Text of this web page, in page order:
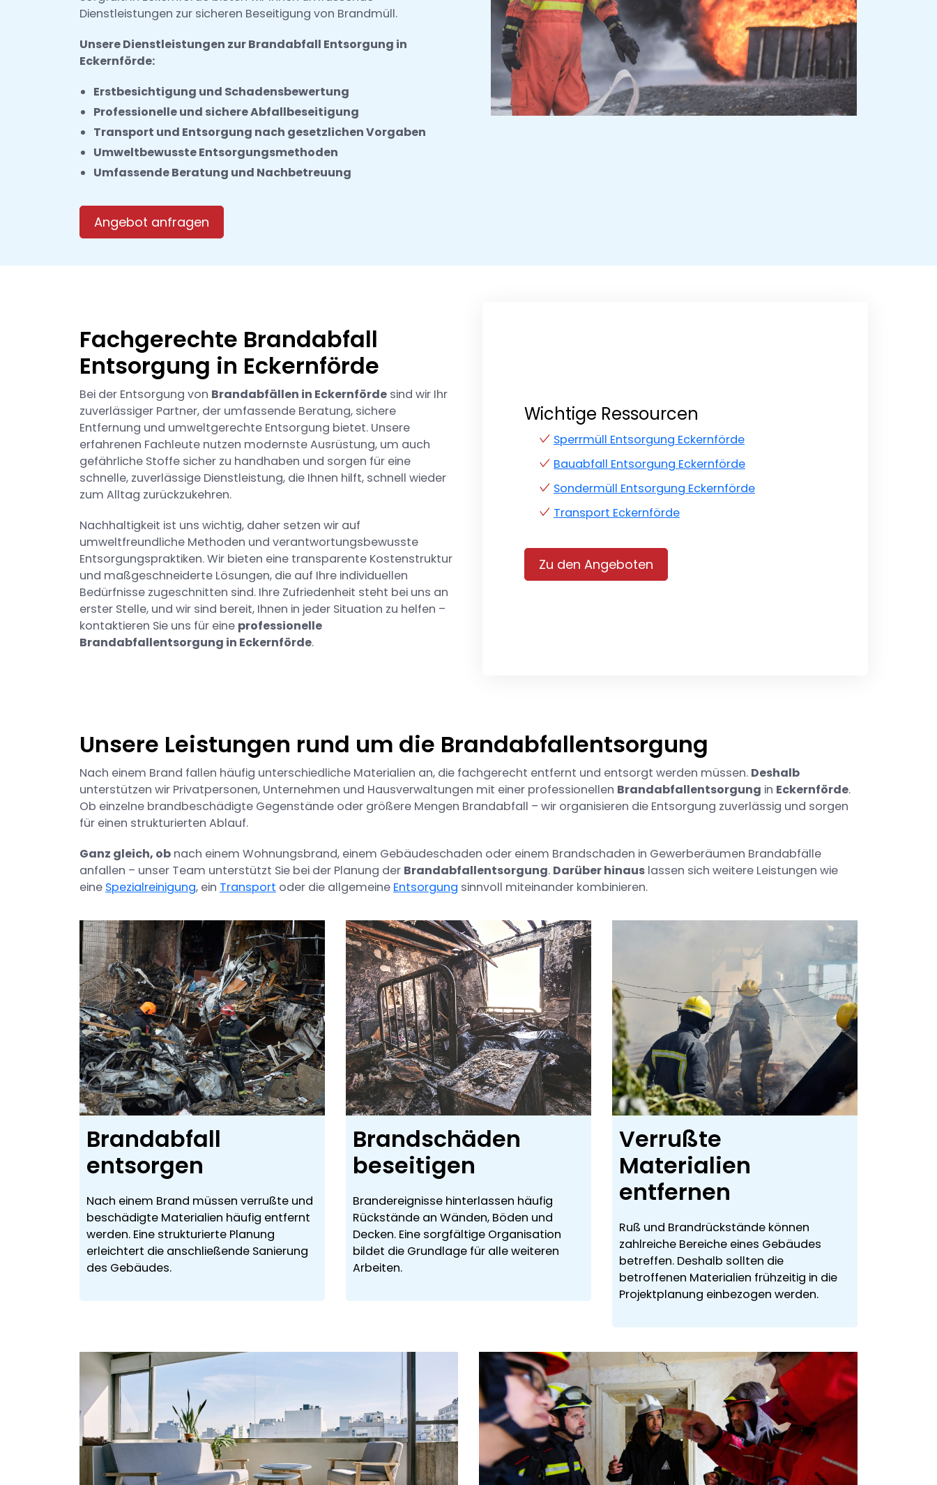
Dienstleistungen zur sicheren Beseitigung von Brandmüll.
Unsere Dienstleistungen zur Brandabfall Entsorgung in
Eckernförde:
Erstbesichtigung und Schadensbewertung
Professionelle und sichere Abfallbeseitigung
Transport und Entsorgung nach gesetzlichen Vorgaben
Umweltbewusste Entsorgungsmethoden
Umfassende Beratung und Nachbetreuung
Angebot anfragen
Fachgerechte Brandabfall
Entsorgung in Eckernförde
Bei der Entsorgung von Brandabfällen in Eckernförde sind wir Ihr
zuverlässiger Partner, der umfassende Beratung, sichere
Entfernung und umweltgerechte Entsorgung bietet. Unsere
erfahrenen Fachleute nutzen modernste Ausrüstung, um auch
gefährliche Stoffe sicher zu handhaben und sorgen für eine
schnelle, zuverlässige Dienstleistung, die Ihnen hilft, schnell wieder
zum Alltag zurückzukehren.
Nachhaltigkeit ist uns wichtig, daher setzen wir auf
umweltfreundliche Methoden und verantwortungsbewusste
Entsorgungspraktiken. Wir bieten eine transparente Kostenstruktur
und maßgeschneiderte Lösungen, die auf Ihre individuellen
Bedürfnisse zugeschnitten sind. Ihre Zufriedenheit steht bei uns an
erster Stelle, und wir sind bereit, Ihnen in jeder Situation zu helfen –
kontaktieren Sie uns für eine professionelle
Brandabfallentsorgung in Eckernförde.
Wichtige Ressourcen
Sperrmüll Entsorgung Eckernförde
Bauabfall Entsorgung Eckernförde
Sondermüll Entsorgung Eckernförde
Transport Eckernförde
Zu den Angeboten
Unsere Leistungen rund um die Brandabfallentsorgung
Nach einem Brand fallen häufig unterschiedliche Materialien an, die fachgerecht entfernt und entsorgt werden müssen. Deshalb
unterstützen wir Privatpersonen, Unternehmen und Hausverwaltungen mit einer professionellen Brandabfallentsorgung in Eckernförde.
Ob einzelne brandbeschädigte Gegenstände oder größere Mengen Brandabfall – wir organisieren die Entsorgung zuverlässig und sorgen
für einen strukturierten Ablauf.
Ganz gleich, ob nach einem Wohnungsbrand, einem Gebäudeschaden oder einem Brandschaden in Gewerberäumen Brandabfälle
anfallen – unser Team unterstützt Sie bei der Planung der Brandabfallentsorgung. Darüber hinaus lassen sich weitere Leistungen wie
eine Spezialreinigung, ein Transport oder die allgemeine Entsorgung sinnvoll miteinander kombinieren.
Brandabfall
entsorgen
Nach einem Brand müssen verrußte und
beschädigte Materialien häufig entfernt
werden. Eine strukturierte Planung
erleichtert die anschließende Sanierung
des Gebäudes.
Brandschäden
beseitigen
Brandereignisse hinterlassen häufig
Rückstände an Wänden, Böden und
Decken. Eine sorgfältige Organisation
bildet die Grundlage für alle weiteren
Arbeiten.
Verrußte
Materialien
entfernen
Ruß und Brandrückstände können
zahlreiche Bereiche eines Gebäudes
betreffen. Deshalb sollten die
betroffenen Materialien frühzeitig in die
Projektplanung einbezogen werden.